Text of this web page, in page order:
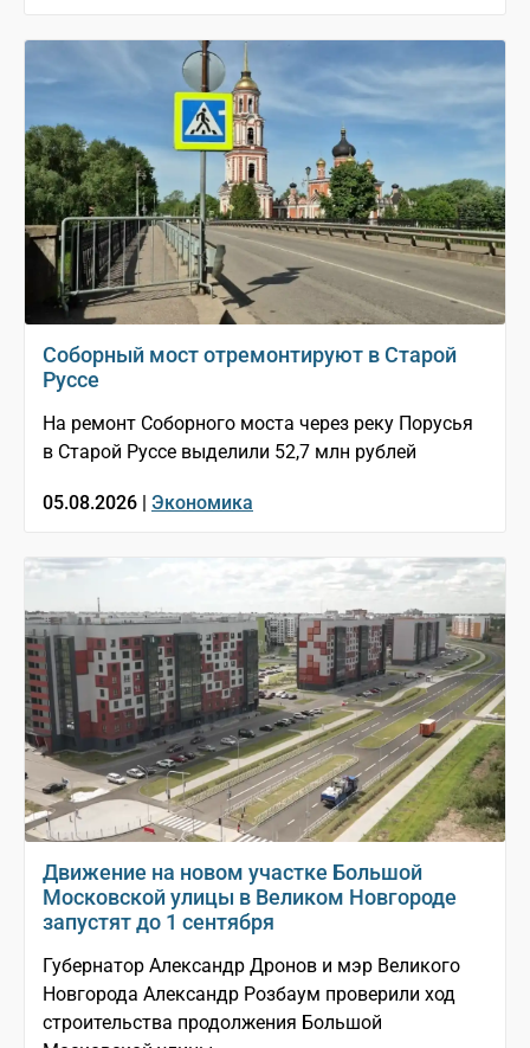
Соборный мост отремонтируют в Старой
Руссе
На ремонт Соборного моста через реку Порусья
в Старой Руссе выделили 52,7 млн рублей
05.08.2026 | Экономика
Движение на новом участке Большой
Московской улицы в Великом Новгороде
запустят до 1 сентября
Губернатор Александр Дронов и мэр Великого
Новгорода Александр Розбаум проверили ход
строительства продолжения Большой